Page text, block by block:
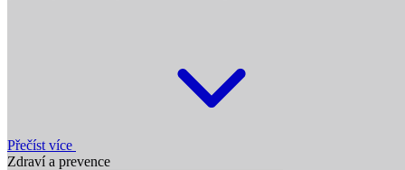
Přečíst více
Zdraví a prevence